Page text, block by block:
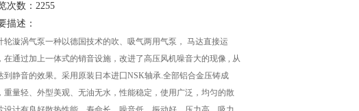
次数：2255
描述：
轮漩涡气泵一种以德国技术的吹、吸气两用气泵， 马达直接运
在通过加上一体式的销音设施，改进了高压风机噪音大的现像 , 从
到静音的效果。采用原装日本进囗NSK轴承.全部铝合金压铸成
重量轻、外型美观、无油无水，性能稳定，使用广泛，均匀的散